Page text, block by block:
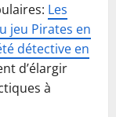
Les
jeu Pirates en
détective en
d’élargir
à